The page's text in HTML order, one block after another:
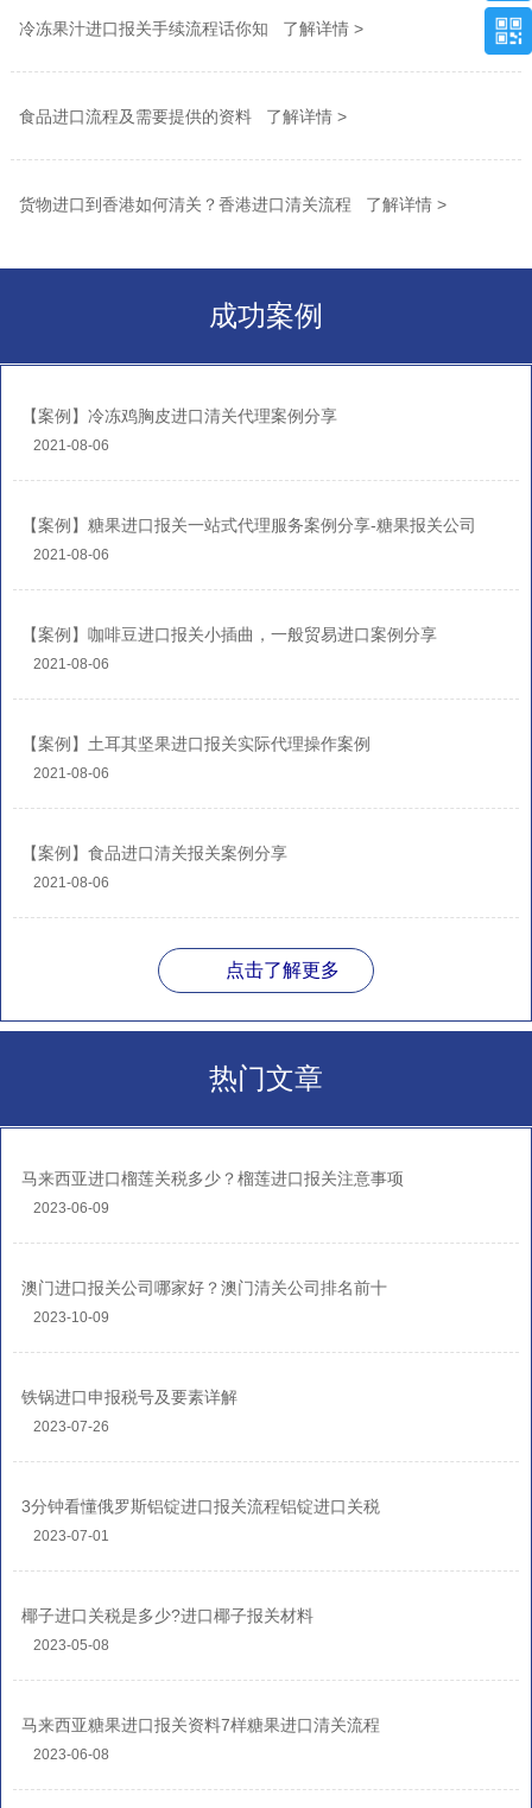
冷冻果汁进口报关手续流程话你知 了解详情 >
食品进口流程及需要提供的资料 了解详情 >
货物进口到香港如何清关？香港进口清关流程 了解详情 >
成功案例
【案例】冷冻鸡胸皮进口清关代理案例分享
2021-08-06
【案例】糖果进口报关一站式代理服务案例分享-糖果报关公司
2021-08-06
【案例】咖啡豆进口报关小插曲，一般贸易进口案例分享
2021-08-06
【案例】土耳其坚果进口报关实际代理操作案例
2021-08-06
【案例】食品进口清关报关案例分享
2021-08-06
点击了解更多
热门文章
马来西亚进口榴莲关税多少？榴莲进口报关注意事项
2023-06-09
澳门进口报关公司哪家好？澳门清关公司排名前十
2023-10-09
铁锅进口申报税号及要素详解
2023-07-26
3分钟看懂俄罗斯铝锭进口报关流程铝锭进口关税
2023-07-01
椰子进口关税是多少?进口椰子报关材料
2023-05-08
马来西亚糖果进口报关资料7样糖果进口清关流程
2023-06-08